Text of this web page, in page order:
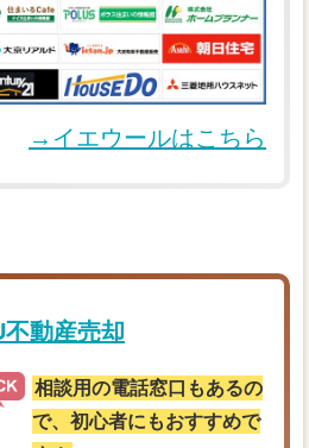
→イエウールはこちら
動産売却
相談用の電話窓口もあるの
で、初心者にもおすすめで